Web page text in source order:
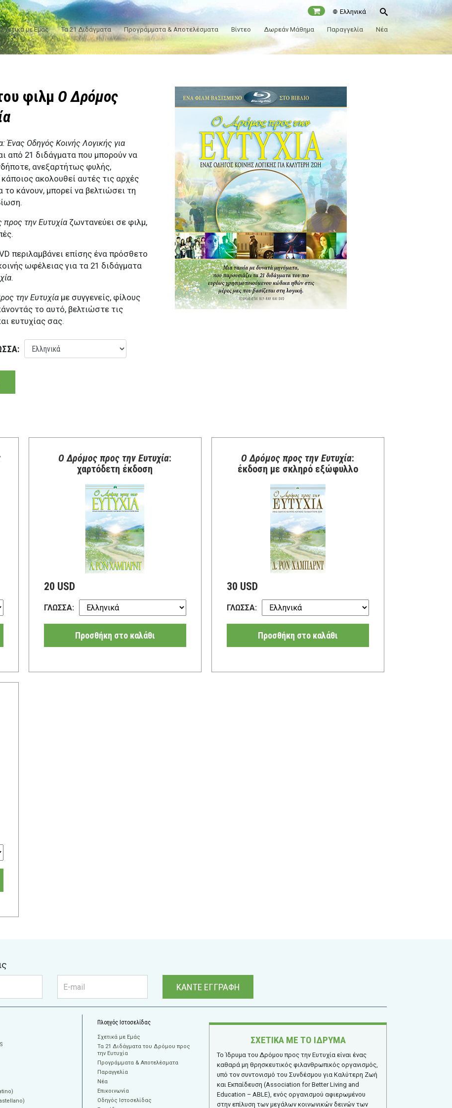
Ελληνικά
Σχετικά με Εμάς Τα 21 Διδάγματα Προγράμματα & Αποτελέσματα Βίντεο Δωρεάν Μάθημα Παραγγελία Νέα
φιλμ Ο Δρόμος
Ένας Οδηγός Κοινής Λογικής για
από 21 διδάγματα που μπορούν να
ανεξαρτήτως φυλής,
ακολουθεί αυτές τις αρχές
το κάνουν, μπορεί να βελτιώσει τη
την Ευτυχία ζωντανεύει σε φιλμ,
περιλαμβάνει επίσης ένα πρόσθετο
ωφέλειας για τα 21 διδάγματα
.
την Ευτυχία με συγγενείς, φίλους
το αυτό, βελτιώστε τις
ευτυχίας σας.
Ο Δρόμος προς την Ευτυχία:
χαρτόδετη έκδοση
20 USD
ΓΛΩΣΣΑ:
Προσθήκη στο καλάθι
Ο Δρόμος προς την Ευτυχία:
έκδοση με σκληρό εξώφυλλο
30 USD
ΓΛΩΣΣΑ:
Προσθήκη στο καλάθι
ΚΑΝΤΕ ΕΓΓΡΑΦΗ
Πλοηγός Ιστοσελίδας
Σχετικά με Εμάς
Τα 21 Διδάγματα του Δρόμου προς
την Ευτυχία
Προγράμματα & Αποτελέσματα
Παραγγελία
Νέα
Επικοινωνία
Οδηγός Ιστοσελίδας
ΣΧΕΤΙΚΑ ΜΕ ΤΟ ΙΔΡΥΜΑ
Το Ίδρυμα του Δρόμου προς την Ευτυχία είναι ένας
καθαρά μη θρησκευτικός φιλανθρωπικός οργανισμός,
υπό τον συντονισμό του Συνδέσμου για Καλύτερη Ζωή
και Εκπαίδευση (Association for Better Living and
Education – ABLE), ενός οργανισμού αφιερωμένου
στην επίλυση των μεγάλων κοινωνικών δεινών των